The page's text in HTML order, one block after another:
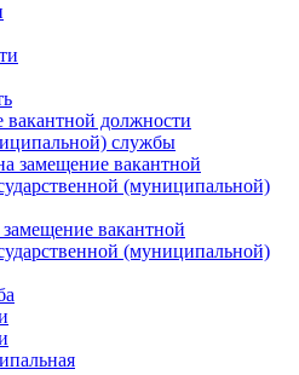
должности
службы
замещение вакантной
(муниципальной)
вакантной
(муниципальной)